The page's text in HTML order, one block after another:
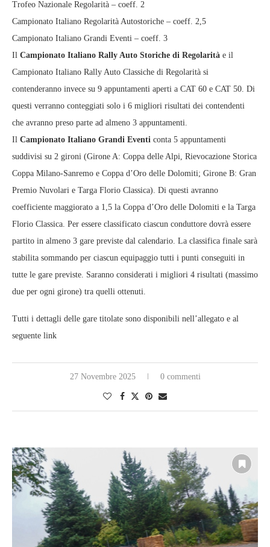
Trofeo Nazionale Regolarità – coeff. 2
Campionato Italiano Regolarità Autostoriche – coeff. 2,5
Campionato Italiano Grandi Eventi – coeff. 3
Il Campionato Italiano Rally Auto Storiche di Regolarità e il
Campionato Italiano Rally Auto Classiche di Regolarità si
contenderanno invece su 9 appuntamenti aperti a CAT 60 e CAT 50. Di
questi verranno conteggiati solo i 6 migliori risultati dei contendenti
che avranno preso parte ad almeno 3 appuntamenti.
Il Campionato Italiano Grandi Eventi conta 5 appuntamenti
suddivisi su 2 gironi (Girone A: Coppa delle Alpi, Rievocazione Storica
Coppa Milano-Sanremo e Coppa d’Oro delle Dolomiti; Girone B: Gran
Premio Nuvolari e Targa Florio Classica). Di questi avranno
coefficiente maggiorato a 1,5 la Coppa d’Oro delle Dolomiti e la Targa
Florio Classica. Per essere classificato ciascun conduttore dovrà essere
partito in almeno 3 gare previste dal calendario. La classifica finale sarà
stabilita sommando per ciascun equipaggio tutti i punti conseguiti in
tutte le gare previste. Saranno considerati i migliori 4 risultati (massimo
due per ogni girone) tra quelli ottenuti.
Tutti i dettagli delle gare titolate sono disponibili nell’allegato e al
seguente link
27 Novembre 2025 0 commenti